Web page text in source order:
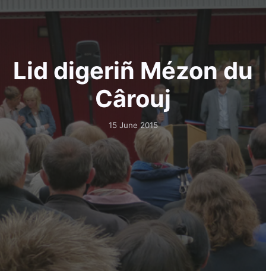
Lid digeriñ Mézon du
Cârouj
15 June 2015